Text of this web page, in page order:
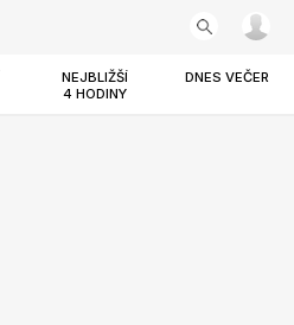
NEJBLIŽŠÍ
4 HODINY
DNES VEČER